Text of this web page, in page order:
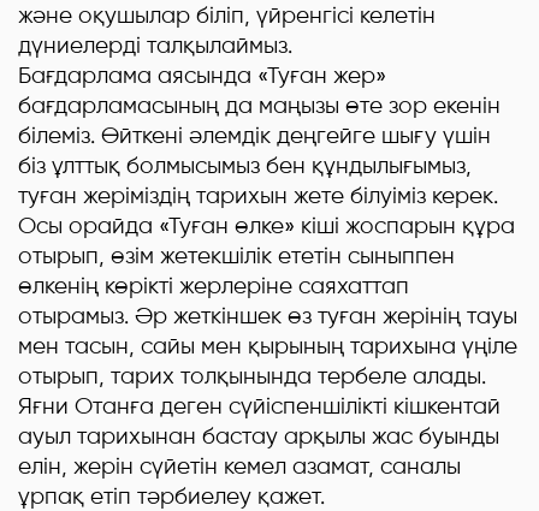
және оқушылар біліп, үйренгісі келетін
дүниелерді талқылаймыз.
Бағдарлама аясында «Туған жер»
бағдарламасының да маңызы өте зор екенін
білеміз. Өйткені әлемдік деңгейге шығу үшін
біз ұлттық болмысымыз бен құндылығымыз,
туған жеріміздің тарихын жете білуіміз керек.
Осы орайда «Туған өлке» кіші жоспарын құра
отырып, өзім жетекшілік ететін сыныппен
өлкенің көрікті жерлеріне саяхаттап
отырамыз. Әр жеткіншек өз туған жерінің тауы
мен тасын, сайы мен қырының тарихына үңіле
отырып, тарих толқынында тербеле алады.
Яғни Отанға деген сүйіспеншілікті кішкентай
ауыл тарихынан бастау арқылы жас буынды
елін, жерін сүйетін кемел азамат, саналы
ұрпақ етіп тәрбиелеу қажет.